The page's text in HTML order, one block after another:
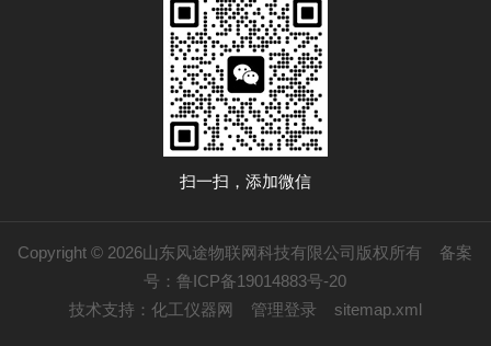
扫一扫，添加微信
Copyright © 2026山东风途物联网科技有限公司版权所有 备案
号：鲁ICP备19014883号-20
技术支持： 化工仪器网 管理登录 sitemap.xml